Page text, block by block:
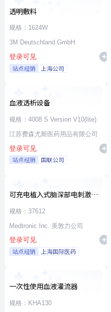
透明敷料
规格：1624W
3M Deutschland GmbH
登录可见
站点经销 上海公司
血液透析设备
规格：4008 S Version V10(lite)
江苏费森尤斯医药用品有限公司
登录可见
站点经销 国联公司
可充电植入式脑深部电刺激脉
冲发生器套件
规格：37612
Medtronic Inc. 美敦力公司
登录可见
站点经销 上海国际医药
一次性使用血液灌流器
规格：KHA130